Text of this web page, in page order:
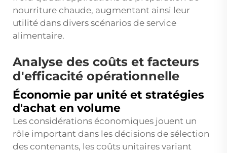
nourriture chaude, augmentant ainsi leur
utilité dans divers scénarios de service
alimentaire.
Analyse des coûts et facteurs
d'efficacité opérationnelle
Économie par unité et stratégies
d'achat en volume
Les considérations économiques jouent un
rôle important dans les décisions de sélection
des contenants, les coûts unitaires variant